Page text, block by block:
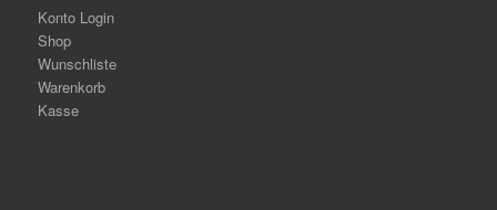
Konto Login
Shop
Wunschliste
Warenkorb
Kasse